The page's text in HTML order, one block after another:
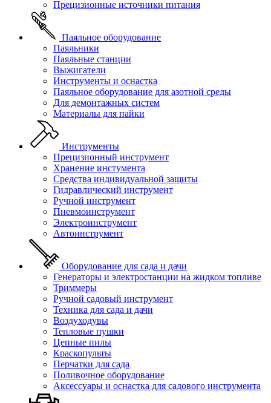
Прецизионные источники питания
Паяльное оборудование
Паяльники
Паяльные станции
Выжигатели
Инструменты и оснастка
Паяльное оборудование для азотной среды
Для демонтажных систем
Материалы для пайки
Инструменты
Прецизионный инструмент
Хранение инстумента
Средства индивидуальной защиты
Гидравлический инструмент
Ручной инструмент
Пневмоинструмент
Электроинструмент
Автоинструмент
Оборудование для сада и дачи
Генераторы и электростанции на жидком топливе
Триммеры
Ручной садовый инструмент
Техника для сада и дачи
Воздуходувы
Тепловые пушки
Цепные пилы
Краскопульты
Перчатки для сада
Поливочное оборудование
Аксессуары и оснастка для садового инструмента